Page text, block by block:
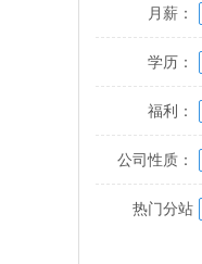
月薪：
学历：
福利：
公司性质：
热门分站